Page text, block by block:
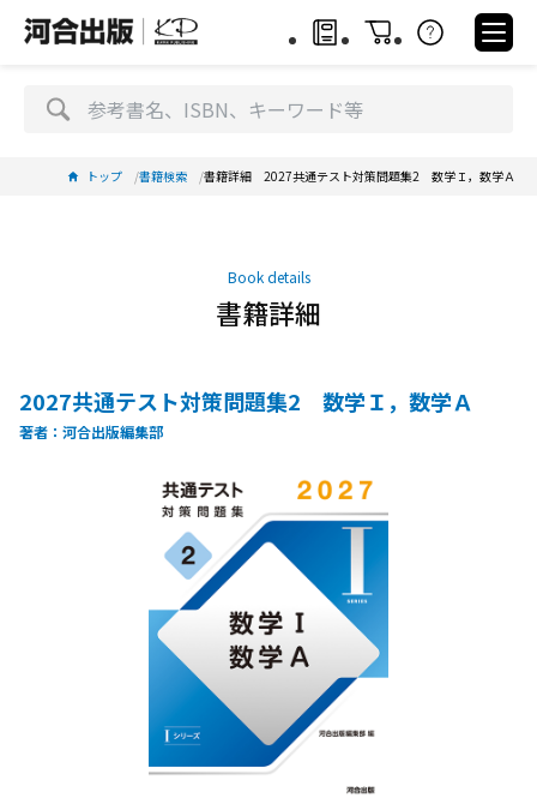
トップ 書籍検索 書籍詳細 2027共通テスト対策問題集2 数学Ｉ，数学Ａ
Book details
書籍詳細
2027共通テスト対策問題集2 数学Ｉ，数学Ａ
著者：河合出版編集部